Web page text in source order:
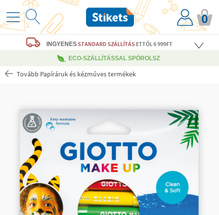
0
INGYENESSTANDARD SZÁLLÍTÁS ETTŐL 6 999FT
ECO-SZÁLLÍTÁSSAL SPÓROLSZ
Tovább Papíráruk és kézműves termékek